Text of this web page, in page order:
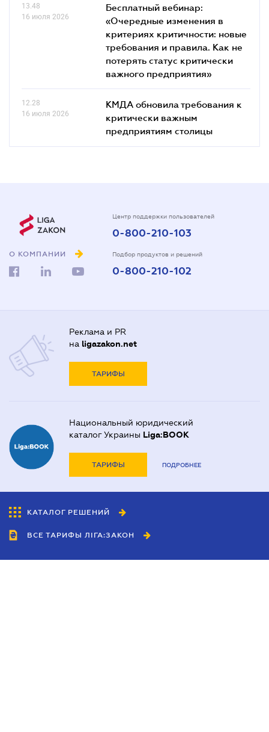
13.48
16 июля 2026
Бесплатный вебинар:
«Очередные изменения в
критериях критичности: новые
требования и правила. Как не
потерять статус критически
важного предприятия»
12.28
16 июля 2026
КМДА обновила требования к
критически важным
предприятиям столицы
О КОМПАНИИ
Центр поддержки пользователей
0-800-210-103
Подбор продуктов и решений
0-800-210-102
Реклама и PR
на ligazakon.net
ТАРИФЫ
Национальный юридический
каталог Украины Liga:BOOK
ТАРИФЫ ПОДРОБНЕЕ
КАТАЛОГ РЕШЕНИЙ
ВСЕ ТАРИФЫ ЛІГА:ЗАКОН